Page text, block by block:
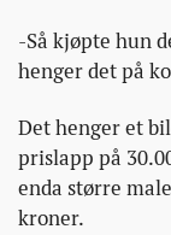
-Så kjøpte hun
henger det på
Det henger et
prislapp på
enda større
kroner.